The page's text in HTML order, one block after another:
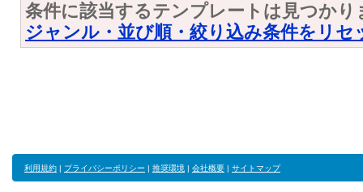
条件に該当するテンプレートは見つかり
ジャンル・並び順・絞り込み条件をリセ
利用規約 | プライバシーポリシー | 推奨環境 | 会社概要 | サイトマップ